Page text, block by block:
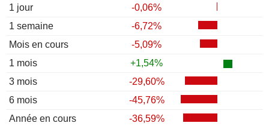
1 jour
-0,06%
1 semaine
-6,72%
Mois en cours
-5,09%
1 mois
+1,54%
3 mois
-29,60%
6 mois
-45,76%
Année en cours
-36,59%